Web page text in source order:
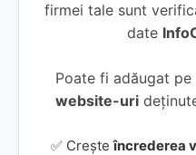
firmei tale sunt
date
Poate fi adăugat pe
website-uri
✅ Creșteîncrederea